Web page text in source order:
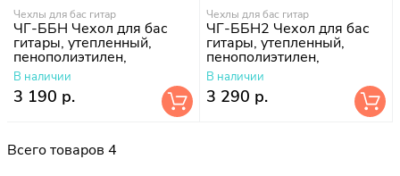
Чехлы для бас гитар
ЧГ-ББН Чехол для бас
гитары, утепленный,
пенополиэтилен,
поролон-10 мм, подклад
болонь
В наличии
3 190 р.
Чехлы для бас гитар
ЧГ-ББН2 Чехол для бас
гитары, утепленный,
пенополиэтилен,
поролон-10 мм, подклад
болонь
В наличии
3 290 р.
Всего товаров 4